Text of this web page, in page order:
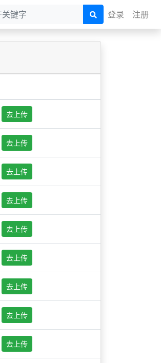
登录 注册
去上传
去上传
去上传
去上传
去上传
去上传
去上传
去上传
去上传